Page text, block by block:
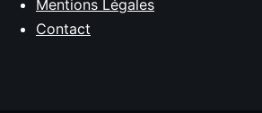
Mentions Légales
Contact